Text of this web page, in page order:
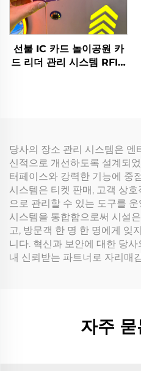
선불 IC 카드 놀이공원 카
드 리더 관리 시스템 RFID
당사의 장소 관리 시스템은
신적으로 개선하도록 설계되
터페이스와 강력한 기능에 중
시스템은 티켓 판매, 고객 상
으로 관리할 수 있는 도구를
시스템을 통합함으로써 시설
고, 방문객 한 명 한 명에게 잊
니다. 혁신과 보안에 대한 당
내 신뢰받는 파트너로 자리매
자주